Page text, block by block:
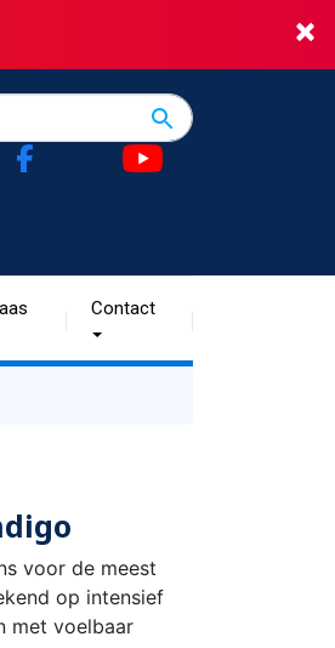
×
Contact
voor de meest
op intensief
met voelbaar